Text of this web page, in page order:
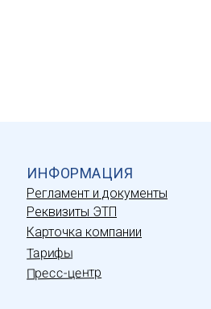
ИНФОРМАЦИЯ
Регламент и документы
Реквизиты ЭТП
Карточка компании
Тарифы
Пресс-центр